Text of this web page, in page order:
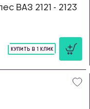
ВАЗ 2121 - 2123
КУПИТЬ В 1 КЛИК